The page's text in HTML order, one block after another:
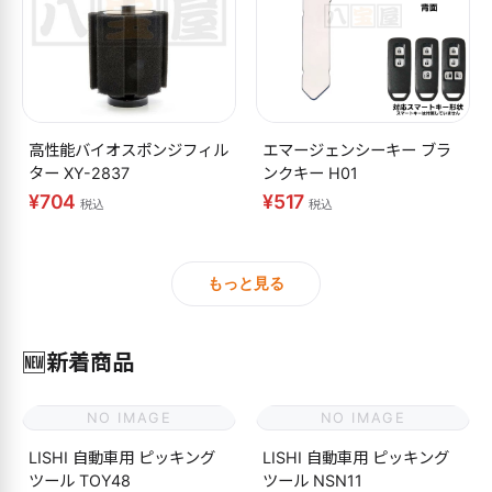
高性能バイオスポンジフィル
ター XY-2837
¥704税込
エマージェンシーキー ブラ
ンクキー H01
¥517税込
もっと見る
🆕新着商品
NO IMAGE
LISHI 自動車用 ピッキング
ツール TOY48
NO IMAGE
LISHI 自動車用 ピッキング
ツール NSN11